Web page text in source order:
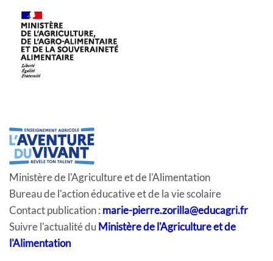
Ministère de l'Agriculture et de l'Alimentation
Bureau de l'action éducative et de la vie scolaire
Contact publication : marie-pierre.zorilla@educagri.fr
Suivre l'actualité duMinistère de l'Agriculture et de
l'Alimentation